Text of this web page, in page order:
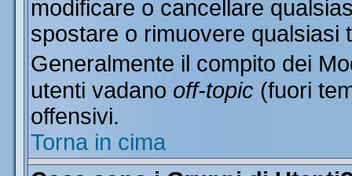
modificare o cancellare
spostare o rimuovere qualsiasi
Generalmente il compito dei
utenti vadano off-topic (fuori
offensivi.
Torna in cima